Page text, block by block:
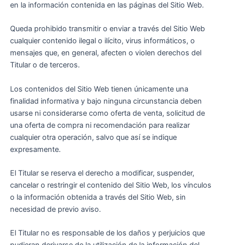
en la información contenida en las páginas del Sitio Web.
Queda prohibido transmitir o enviar a través del Sitio Web
cualquier contenido ilegal o ilícito, virus informáticos, o
mensajes que, en general, afecten o violen derechos del
Titular o de terceros.
Los contenidos del Sitio Web tienen únicamente una
finalidad informativa y bajo ninguna circunstancia deben
usarse ni considerarse como oferta de venta, solicitud de
una oferta de compra ni recomendación para realizar
cualquier otra operación, salvo que así se indique
expresamente.
El Titular se reserva el derecho a modificar, suspender,
cancelar o restringir el contenido del Sitio Web, los vínculos
o la información obtenida a través del Sitio Web, sin
necesidad de previo aviso.
El Titular no es responsable de los daños y perjuicios que